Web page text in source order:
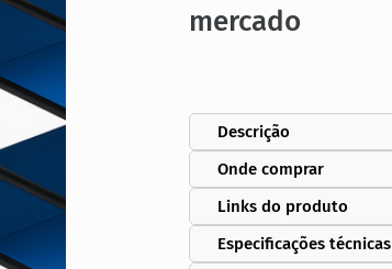
mercado
Descrição
Onde comprar
Links do produto
Especificações técnicas